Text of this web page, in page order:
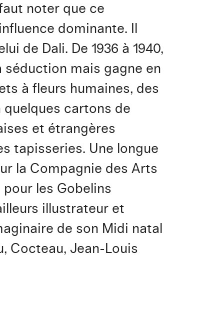
noter que ce
dominante. Il
de Dali. De 1936 à 1940,
mais gagne en
à fleurs humaines, des
quelques cartons de
et étrangères
tapisseries. Une longue
la Compagnie des Arts
les Gobelins
illustrateur et
de son Midi natal
Cocteau, Jean-Louis